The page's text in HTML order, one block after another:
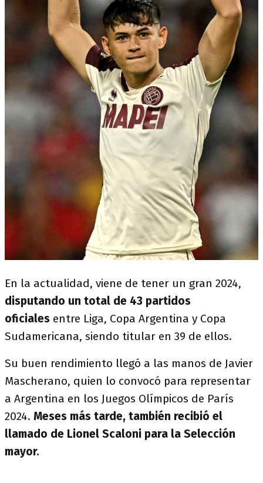
En la actualidad, viene de tener un gran 2024,
disputando un total de 43 partidos
oficiales entre Liga, Copa Argentina y Copa
Sudamericana, siendo titular en 39 de ellos.
Su buen rendimiento llegó a las manos de Javier
Mascherano, quien lo convocó para representar
a Argentina en los Juegos Olímpicos de París
2024. Meses más tarde, también recibió el
llamado de Lionel Scaloni para la Selección
mayor.